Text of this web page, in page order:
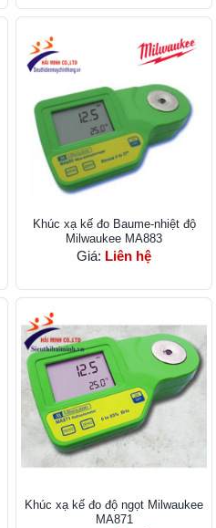
Khúc xạ kế đo Baume-nhiệt độ
Milwaukee MA883
Giá: Liên hệ
Khúc xạ kế đo độ ngọt Milwaukee
MA871